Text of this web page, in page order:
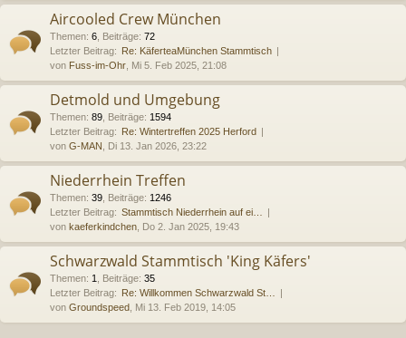
Aircooled Crew München
Themen: 6 Beiträge: 72
Letzter Beitrag: Re: KäferteaMünchen Stammtisch
von Fuss-im-Ohr , Mi 5. Feb 2025, 21:08
Detmold und Umgebung
Themen: 89 Beiträge: 1594
Letzter Beitrag: Re: Wintertreffen 2025 Herford
von G-MAN , Di 13. Jan 2026, 23:22
Niederrhein Treffen
Themen: 39 Beiträge: 1246
Letzter Beitrag: Stammtisch Niederrhein auf ei…
von kaeferkindchen , Do 2. Jan 2025, 19:43
Schwarzwald Stammtisch 'King Käfers'
Themen: 1 Beiträge: 35
Letzter Beitrag: Re: Willkommen Schwarzwald St…
von Groundspeed , Mi 13. Feb 2019, 14:05